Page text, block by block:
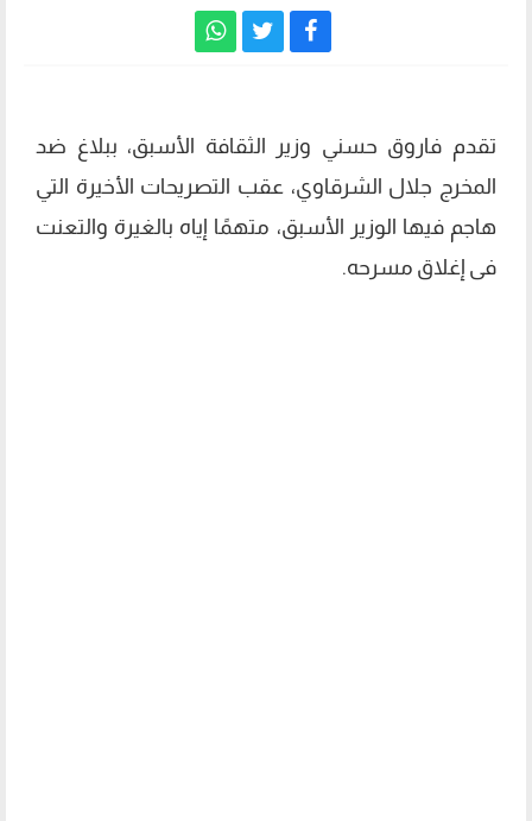
تقدم فاروق حسني وزير الثقافة الأسبق، ببلاغ ضد
المخرج جلال الشرقاوي، عقب التصريحات الأخيرة التي
هاجم فيها الوزير الأسبق، متهمًا إياه بالغيرة والتعنت
فى إغلاق مسرحه.